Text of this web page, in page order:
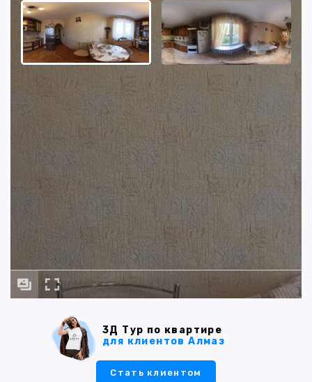
3Д Тур по квартире
для клиентов Алмаз
Стать клиентом